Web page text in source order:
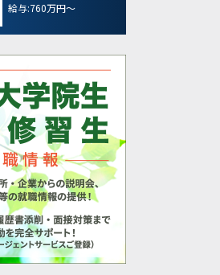
給与:760万円～